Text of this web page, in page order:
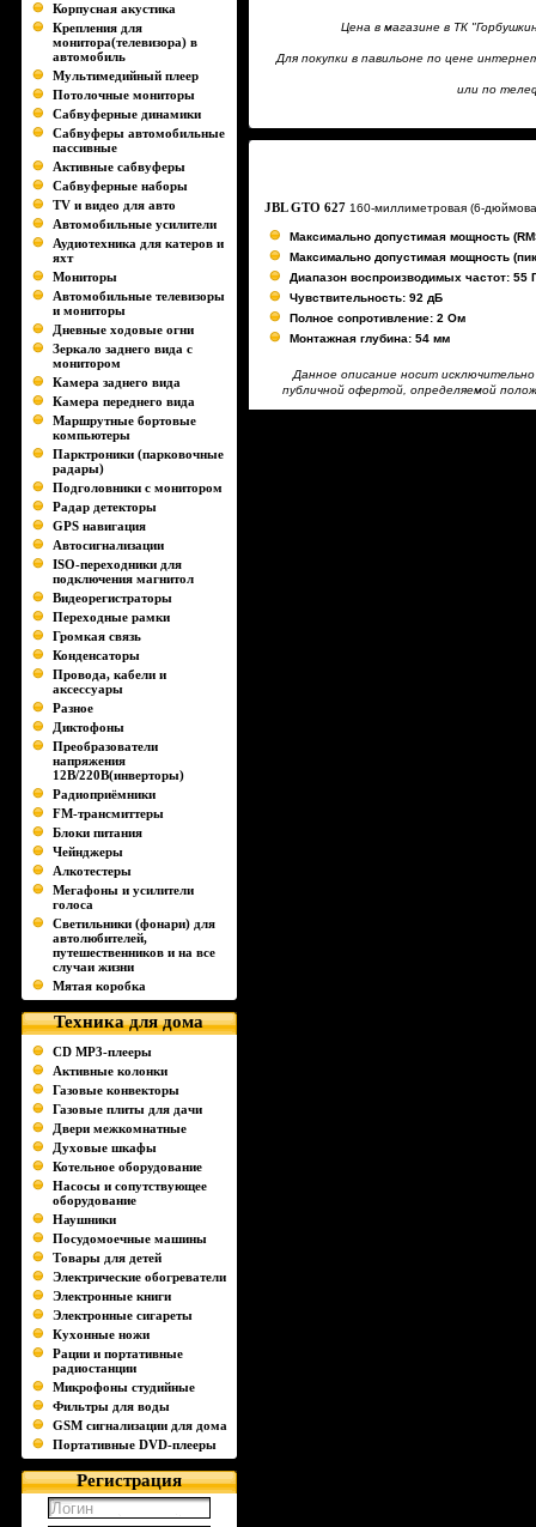
Корпусная акустика
Крепления для
монитора(телевизора) в
автомобиль
Мультимедийный плеер
Потолочные мониторы
Сабвуферные динамики
Сабвуферы автомобильные
пассивные
Активные сабвуферы
Сабвуферные наборы
TV и видео для авто
Автомобильные усилители
Аудиотехника для катеров и
яхт
Мониторы
Автомобильные телевизоры
и мониторы
Дневные ходовые огни
Зеркало заднего вида с
монитором
Камера заднего вида
Камера переднего вида
Маршрутные бортовые
компьютеры
Парктроники (парковочные
радары)
Подголовники с монитором
Радар детекторы
GPS навигация
Автосигнализации
ISO-переходники для
подключения магнитол
Видеорегистраторы
Переходные рамки
Громкая связь
Конденсаторы
Провода, кабели и
аксессуары
Разное
Диктофоны
Преобразователи
напряжения
12В/220В(инверторы)
Радиоприёмники
FM-трансмиттеры
Блоки питания
Чейнджеры
Алкотестеры
Мегафоны и усилители
голоса
Светильники (фонари) для
автолюбителей,
путешественников и на все
случаи жизни
Мятая коробка
Техника для дома
CD MP3-плееры
Активные колонки
Газовые конвекторы
Газовые плиты для дачи
Двери межкомнатные
Духовые шкафы
Котельное оборудование
Насосы и сопутствующее
оборудование
Наушники
Посудомоечные машины
Товары для детей
Электрические обогреватели
Электронные книги
Электронные сигареты
Кухонные ножи
Рации и портативные
радиостанции
Микрофоны студийные
Фильтры для воды
GSM сигнализации для дома
Портативные DVD-плееры
Регистрация
Цена в магазине в ТК
Для покупки в павильоне по цене
или по
JBL GTO 627 160-миллиметровая (6-
Максимально допустимая мощность
Максимально допустимая мощность
Диапазон воспроизводимых частот: 55
Чувствительность: 92 дБ
Полное сопротивление: 2 Ом
Монтажная глубина: 54 мм
Данное описание носит
публичной офертой, определяемой